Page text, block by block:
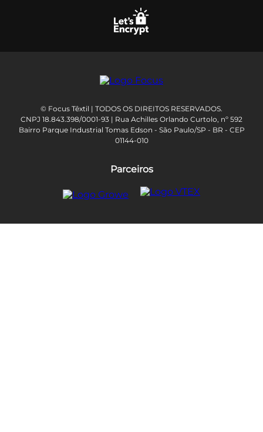
© Focus Têxtil | TODOS OS DIREITOS RESERVADOS.
CNPJ 18.843.398/0001-93 | Rua Achilles Orlando Curtolo, nº 592
Bairro Parque Industrial Tomas Edson - São Paulo/SP - BR - CEP
01144-010
Parceiros